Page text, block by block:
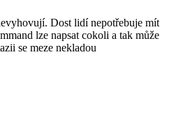
Dost lidí nepotřebuje mít
lze napsat cokoli a tak může
se meze nekladou